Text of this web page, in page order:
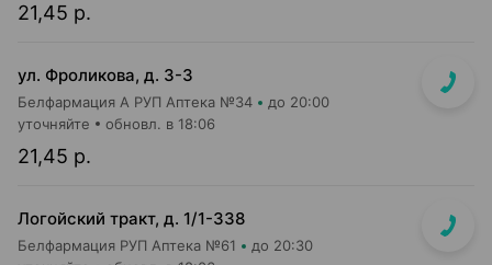
21,45 р.
ул. Фроликова, д. 3-3
Белфармация А РУП Аптека №34 до 20:00
21,45 р.
уточняйте обновл. в 18:06
Логойский тракт, д. 1/1-338
Белфармация РУП Аптека №61 до 20:30